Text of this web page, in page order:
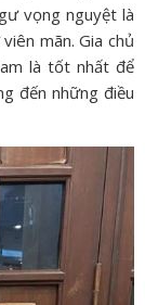
vọng nguyệt là
mãn. Gia chủ
là tốt nhất để
đến những điều